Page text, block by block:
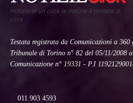
Notizie in un click le notizie a portata di
click
Testata registrata da Comunicazioni a
Tribunale di Torino n° 82 del 05/11/2008
Comunicazione n° 19331 - P.I
011 903 4593